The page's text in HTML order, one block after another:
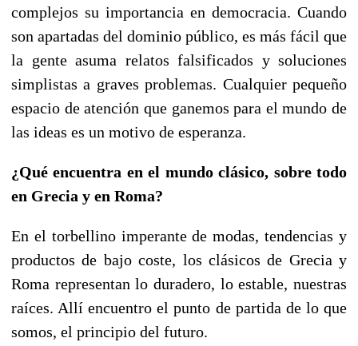
complejos su importancia en democracia. Cuando
son apartadas del dominio público, es más fácil que
la gente asuma relatos falsificados y soluciones
simplistas a graves problemas. Cualquier pequeño
espacio de atención que ganemos para el mundo de
las ideas es un motivo de esperanza.
¿Qué encuentra en el mundo clásico, sobre todo
en Grecia y en Roma?
En el torbellino imperante de modas, tendencias y
productos de bajo coste, los clásicos de Grecia y
Roma representan lo duradero, lo estable, nuestras
raíces. Allí encuentro el punto de partida de lo que
somos, el principio del futuro.